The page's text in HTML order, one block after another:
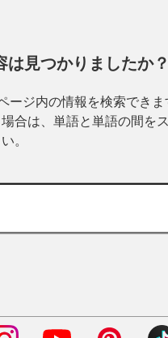
は見つかりましたか？
ージ内の情報を検索でき
合は、単語と単語の間を
。